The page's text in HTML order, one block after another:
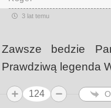
3 lat temu
Zawsze bedzie
Prawdziwą legenda
124